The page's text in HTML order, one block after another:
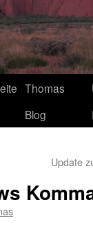
Thomas
Blog
Update